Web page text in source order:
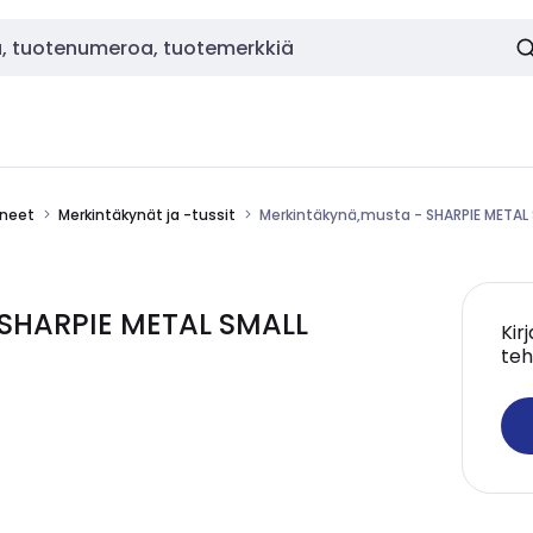
Merkintäkynät ja -tussit Merkintäkynä,musta - SHARPIE METAL
METAL SMALL